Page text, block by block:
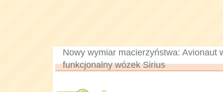
Nowy wymiar macierzyństwa: Avionaut
funkcjonalny wózek Sirius